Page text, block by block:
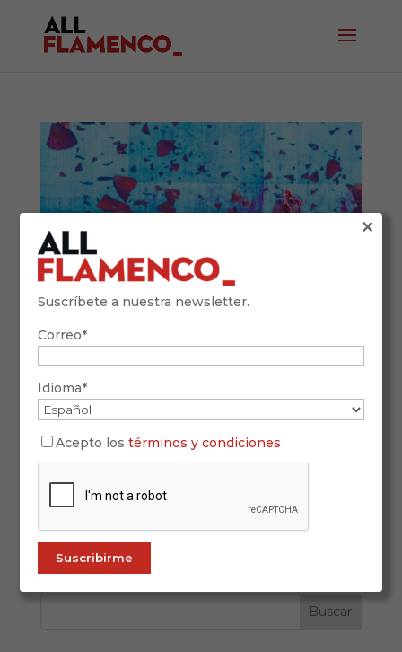
Mérida suena a flamenco: comienza el IV
Festival Guitarra Flamenco
16 de octubre de 2025
La ciudad de Mérida vuelve a colocarse en el
epicentro del arte jondo con la llegada de la
cuarta edición del Festival Guitarra Flamenco, una
cita que cada otoño reúne a los mejores
flamenco. Del 16 al 20 de octubre, distintos...
Buscar
Suscríbete a nuestra newsletter.
Correo*
Idioma*
Acepto lostérminos y condiciones
×